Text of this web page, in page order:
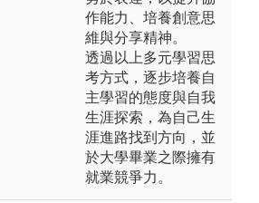
作能力、培養創意思
維與分享精神。
透過以上多元學習思
考方式，逐步培養自
主學習的態度與自我
生涯探索，為自己生
涯進路找到方向，並
於大學畢業之際擁有
就業競爭力。